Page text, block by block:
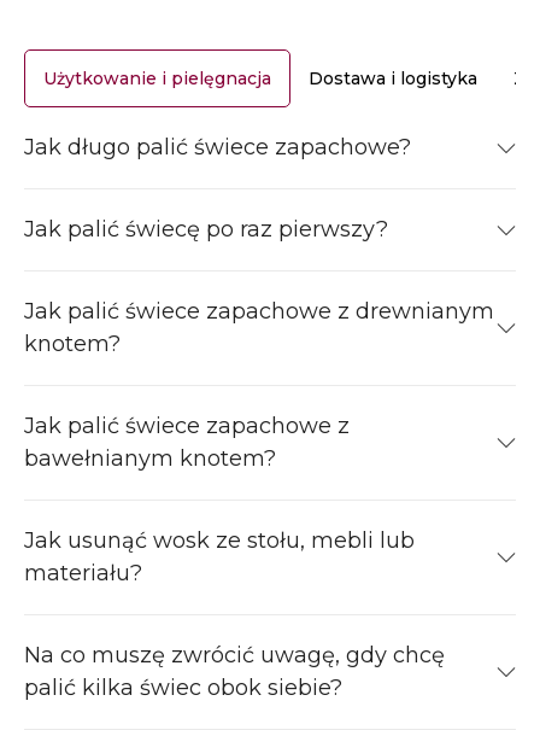
Użytkowanie i pielęgnacja Dostawa i logistyka
Jak długo palić świece zapachowe?
Jak palić świecę po raz pierwszy?
Jak palić świece zapachowe z drewnianym
knotem?
Jak palić świece zapachowe z
bawełnianym knotem?
Jak usunąć wosk ze stołu, mebli lub
materiału?
Na co muszę zwrócić uwagę, gdy chcę
palić kilka świec obok siebie?